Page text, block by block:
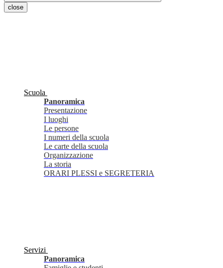
close
Scuola
Panoramica
Presentazione
I luoghi
Le persone
I numeri della scuola
Le carte della scuola
Organizzazione
La storia
ORARI PLESSI e SEGRETERIA
Servizi
Panoramica